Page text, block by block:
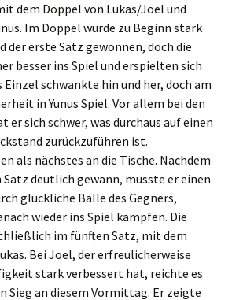
dem Doppel von Lukas/Joel und
Im Doppel wurde zu Beginn stark
der erste Satz gewonnen, doch die
besser ins Spiel und erspielten sich
Einzel schwankte hin und her, doch am
in Yunus Spiel. Vor allem bei den
sich schwer, was durchaus auf einen
zurückzuführen ist.
als nächstes an die Tische. Nachdem
Satz deutlich gewann, musste er einen
glückliche Bälle des Gegners,
wieder ins Spiel kämpfen. Die
im fünften Satz, mit dem
Bei Joel, der erfreulicherweise
stark verbessert hat, reichte es
Sieg an diesem Vormittag. Er zeigte